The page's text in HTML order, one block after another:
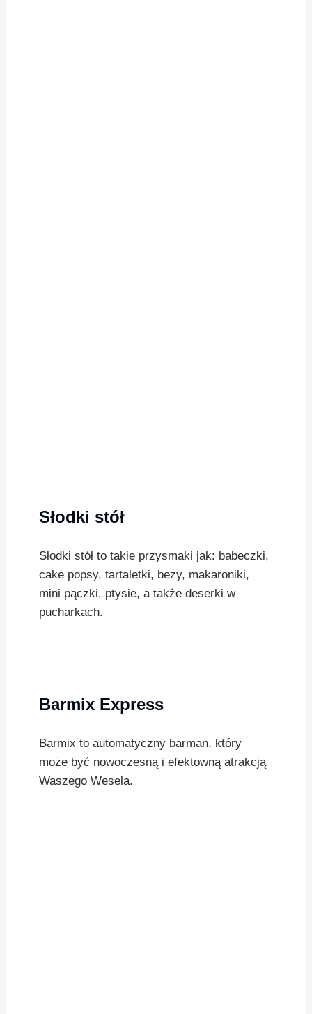
Słodki stół
Słodki stół to takie przysmaki jak: babeczki,
cake popsy, tartaletki, bezy, makaroniki,
mini pączki, ptysie, a także deserki w
pucharkach.
Barmix Express
Barmix to automatyczny barman, który
może być nowoczesną i efektowną atrakcją
Waszego Wesela.